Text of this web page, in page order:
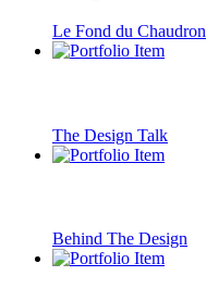
Le Fond du Chaudron
The Design Talk
Behind The Design